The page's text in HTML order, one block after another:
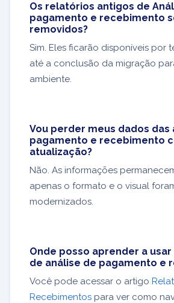
Os relatórios antigos de
pagamento e recebimento
removidos?
Sim. Eles ficarão disponíveis por
até a conclusão da migração
ambiente.
Vou perder meus dados das
pagamento e recebimento
atualização?
Não. As informações
apenas o formato e o visual
modernizados.
Onde posso aprender a
de análise de pagamento e
Você pode acessar o artigo
Recebimentos para ver como